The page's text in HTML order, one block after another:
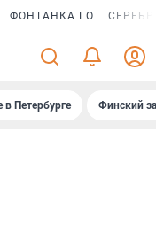
ФОНТАНКА ГО
в Петербурге Финский